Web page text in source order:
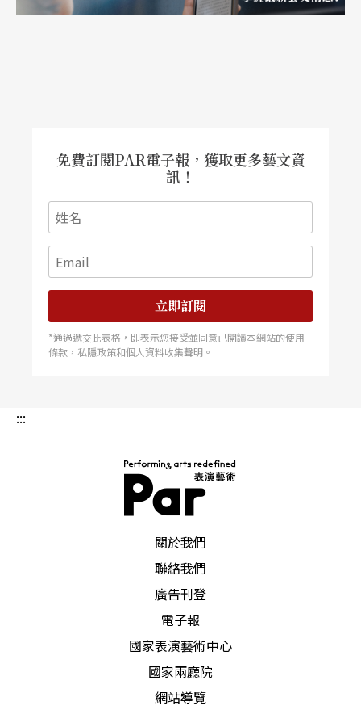
一是話劇在報章雜誌等文字的現代資訊以外，肩負
載媒體。話劇因爲可以觸及到衆多不懂文字的文盲
群衆，便成爲有心改造社會的知識分子寵愛的媒
介。像胡適、郭沫若者本身與戲劇並無淵源，只是
看中了話劇可以成爲優越的傳播媒介，不惜花費時
間與精力來從事戲劇的創作。特別是郭沫若，因爲
創作了相當數量的歷史劇，而成爲不能忽略的一位
劇作家。
著「戲以載道」的主張，把一己改造社會的觀點滲
社會進步的力量。話劇能夠把新思想、新觀念帶給
群衆，自然算是一椿好事。但是如果只把戲劇看成
是一種載道的工具，也會窒息阻礙了戲劇藝術的自
然成長。這是三○年代的劇作所呈現的一個矛盾問
二是三○年代正是國共爭衡暗潮洶湧的時期，話劇
無形中成爲雙方決戰的戰場之一。特別是共產黨對
於文宣的媒體尤其重視，對劇人的爭取不遺餘力。
免費訂閱PAR電子報，獲取更多藝文資
訊！
立即訂閱
*通過遞交此表格，即表示您接受並同意已閱讀本網站的使用
條款，私隱政策和個人資料收集聲明。
:::
關於我們
聯絡我們
廣告刊登
電子報
國家表演藝術中心
國家兩廳院
網站導覽